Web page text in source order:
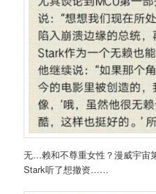
无…赖和不尊重女性？漫威宇宙
Stark听了想撤资……